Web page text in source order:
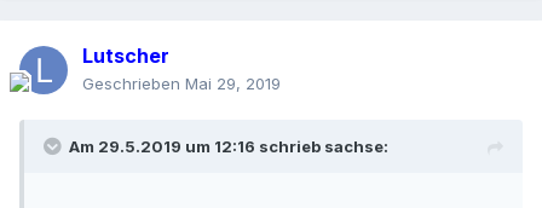
Lutscher
Geschrieben Mai 29, 2019
Am 29.5.2019 um 12:16 schrieb sachse: